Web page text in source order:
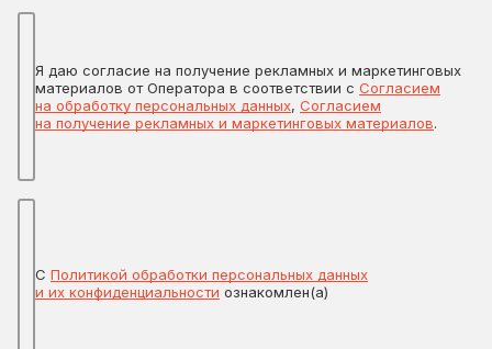
Я даю согласие на получение рекламных и маркетинговых
материалов от Оператора в соответствии с Согласием
на обработку персональных данных, Согласием
на получение рекламных и маркетинговых материалов.
С Политикой обработки персональных данных
и их конфиденциальности ознакомлен(а)